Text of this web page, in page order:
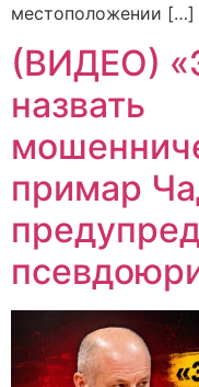
местоположении […]
(ВИДЕО)
назвать
примар